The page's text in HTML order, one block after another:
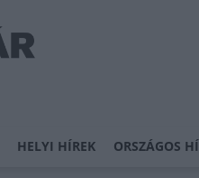
HELYI HÍREK ORSZÁGOS